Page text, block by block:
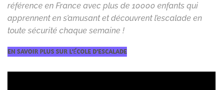
référence en France avec plus de 10000 enfants qui
apprennent en s’amusant et découvrent l’escalade en
toute sécurité chaque semaine !
EN SAVOIR PLUS SUR L’ÉCOLE D’ESCALADE